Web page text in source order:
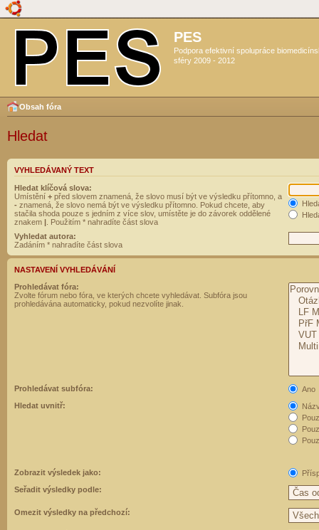
PES
Podpora efektivní spolupráce
sféry 2009 - 2012
Obsah fóra
Hledat
VYHLEDÁVANÝ TEXT
Hledat klíčová slova:
Umístění + před slovem znamená, že slovo musí být ve výsledku přítomno, a
- znamená, že slovo nemá být ve výsledku přítomno. Pokud chcete, aby
stačila shoda pouze s jedním z více slov, umístěte je do závorek oddělené
znakem | . Použitím * nahradíte část slova
Vyhledat autora:
Zadáním * nahradíte část slova
NASTAVENÍ VYHLEDÁVÁNÍ
Prohledávat fóra:
Zvolte fórum nebo fóra, ve kterých chcete vyhledávat. Subfóra jsou
prohledávána automaticky, pokud nezvolíte jinak.
Prohledávat subfóra:
Ano
Hledat uvnitř:
Zobrazit výsledek jako:
Seřadit výsledky podle:
Omezit výsledky na předchozí: